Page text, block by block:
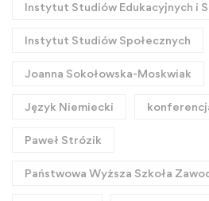
Instytut Studiów Edukacyjnych i
Instytut Studiów Społecznych
Joanna Sokołowska-Moskwiak
Język Niemiecki
Paweł Strózik
Państwowa Wyższa Szkoła